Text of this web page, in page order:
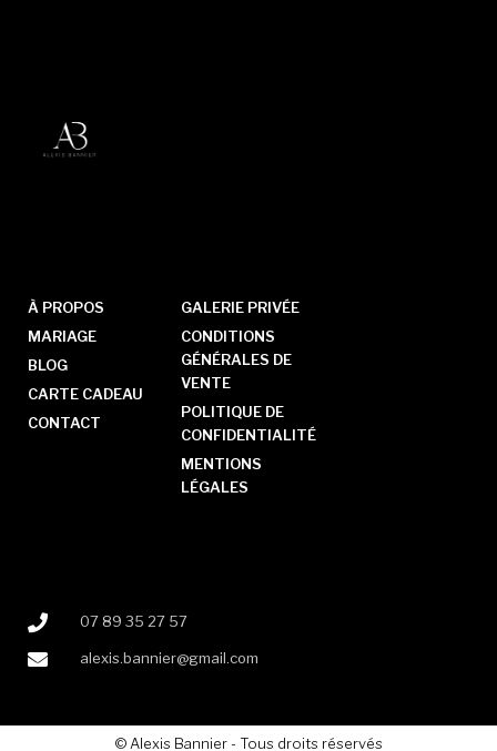
À PROPOS
MARIAGE
BLOG
CARTE CADEAU
CONTACT
GALERIE PRIVÉE
CONDITIONS
GÉNÉRALES DE
VENTE
POLITIQUE DE
CONFIDENTIALITÉ
MENTIONS
LÉGALES
07 89 35 27 57
alexis.bannier@gmail.com
© Alexis Bannier - Tous droits réservés